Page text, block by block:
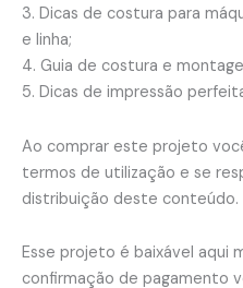
3. Dicas de costura para
e linha;
4. Guia de costura e
5. Dicas de impressão
Ao comprar este projeto
termos de utilização e se
distribuição deste conteúdo.
Esse projeto é baixável aqui
confirmação de pagamento